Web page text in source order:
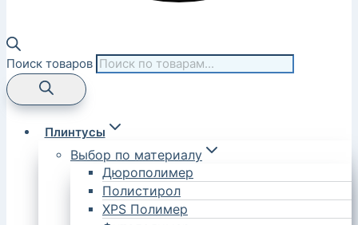
Поиск товаров
Плинтусы
Выбор по материалу
Дюрополимер
Полистирол
XPS Полимер